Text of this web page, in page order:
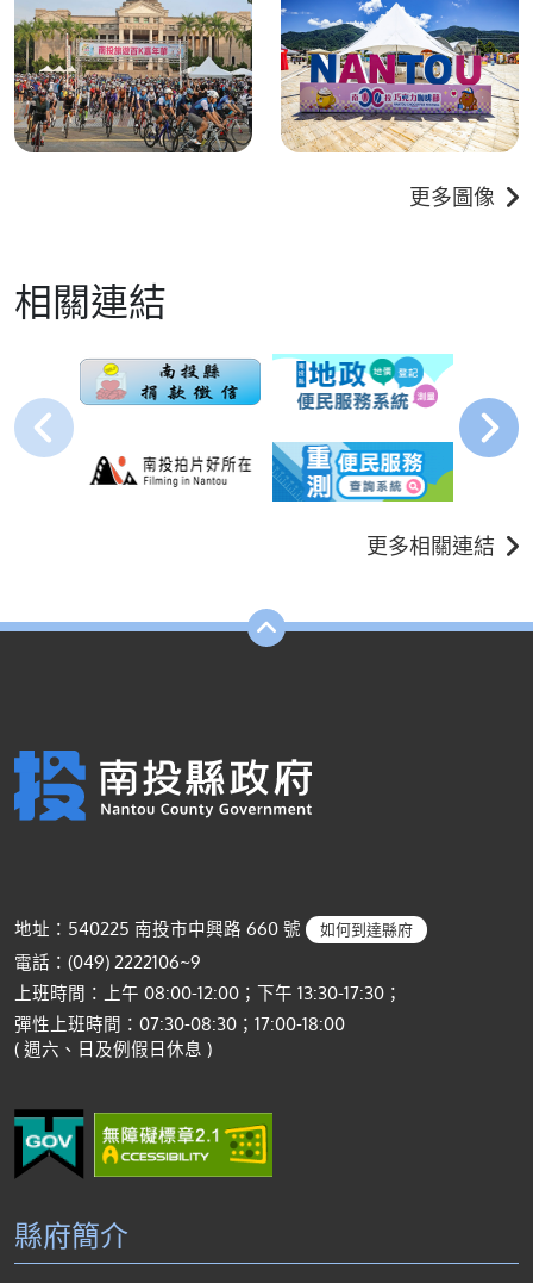
更多圖像
相關連結
更多相關連結
地址：540225 南投市中興路 660 號 如何到達縣府
電話：(049) 2222106~9
上班時間：上午 08:00-12:00；下午 13:30-17:30；
彈性上班時間：07:30-08:30；17:00-18:00
( 週六、日及例假日休息 )
縣府簡介